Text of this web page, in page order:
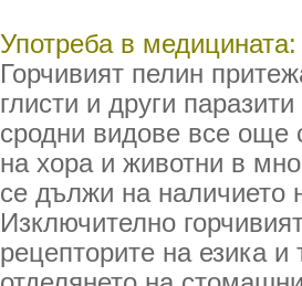
Употреба в медицината:
Горчивият пелин
глисти и други
сродни видове все още
на хора и животни в
се дължи на наличието
Изключително
рецепторите на езика